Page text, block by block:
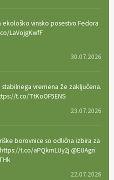
vinsko posestvo Fedora
LaVojgKwfF
30.07.2026
vremena že zaključena.
t.co/TtKoOF5ENS
23.07.2026
borovnice so odlična izbira za
https://t.co/aPQkmLUy2j @EUAgri
22.07.2026